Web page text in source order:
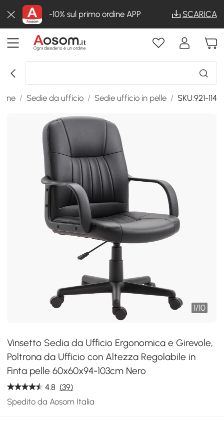
-10% sul primo ordine APP SCARICA
/ Sedie da ufficio / Sedie ufficio in pelle / SKU:921-114
1/10
Vinsetto Sedia da Ufficio Ergonomica e Girevole,
Poltrona da Ufficio con Altezza Regolabile in
Finta pelle 60x60x94-103cm Nero
4.8 (39)
Spedito da Aosom Italia